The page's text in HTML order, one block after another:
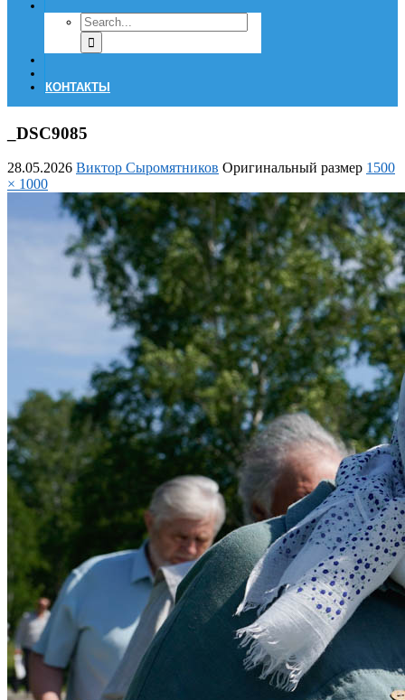
КОНТАКТЫ
_DSC9085
28.05.2026 Виктор Сыромятников Оригинальный размер 1500
× 1000